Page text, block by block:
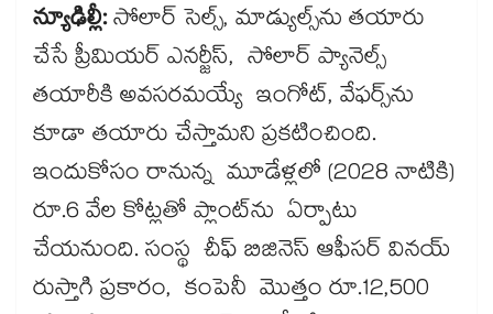
న్యూఢిల్లీ:సోలార్ సెల్స్‌‌‌‌, మాడ్యుల్స్‌‌‌‌ను తయారు
చేసే ప్రీమియర్ ఎనర్జీస్, సోలార్ ప్యానెల్స్‌‌‌‌
తయారీకి అవసరమయ్యే ఇంగోట్‌‌‌‌, వేఫర్స్‌‌ను
కూడా తయారు చేస్తామని ప్రకటించింది.
ఇందుకోసం రానున్న మూడేళ్లలో (2028 నాటికి)
రూ.6 వేల కోట్లతో ప్లాంట్‌‌‌‌ను ఏర్పాటు
చేయనుంది. సంస్థ చీఫ్ బిజినెస్ ఆఫీసర్ వినయ్
రుస్తాగి ప్రకారం, కంపెనీ మొత్తం రూ.12,500